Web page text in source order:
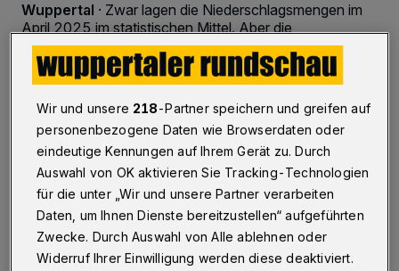
Wuppertal · Zwar lagen die Niederschlagsmengen im
April 2025 im statistischen Mittel. Aber die
außergewöhnliche Trockenheit der Vormonate konnte
das nicht ausgleichen. Der Regen war auf die Tage
vom 12. bis zum 24. April verteilt. Am Monatsanfang
und Monatsende war es trocken. Die Regenmenge kam
vorrangig der Vegetation zugute. Dies zeigen die
Aufzeichnungen des Wupperverbandes.
15.05.2025 , 17:21 Uhr 2 Minuten Lesezeit
Wir und unsere 218-Partner speichern und greifen auf
personenbezogene Daten wie Browserdaten oder
eindeutige Kennungen auf Ihrem Gerät zu. Durch
Auswahl von OK aktivieren Sie Tracking-Technologien
für die unter „Wir und unsere Partner verarbeiten
Daten, um Ihnen Dienste bereitzustellen“ aufgeführten
Zwecke. Durch Auswahl von Alle ablehnen oder
Widerruf Ihrer Einwilligung werden diese deaktiviert.